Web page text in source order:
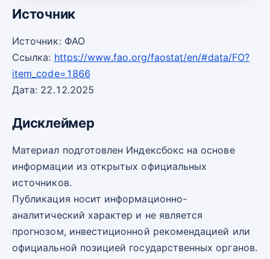
Источник
Источник: ФАО
Ссылка: https://www.fao.org/faostat/en/#data/FO?
item_code=1866
Дата: 22.12.2025
Дисклеймер
Материал подготовлен Индексбокс на основе
информации из открытых официальных
источников.
Публикация носит информационно-
аналитический характер и не является
прогнозом, инвестиционной рекомендацией или
официальной позицией государственных органов.